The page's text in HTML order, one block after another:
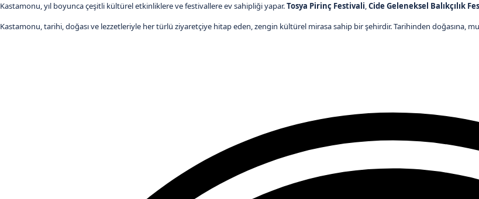
Kastamonu, yıl boyunca çeşitli kültürel etkinliklere ve festivallere ev sahipliği yapar.Tosya Pirinç Festivali,Cide Geleneksel Balıkçılık
Kastamonu, tarihi, doğası ve lezzetleriyle her türlü ziyaretçiye hitap eden, zengin kültürel mirasa sahip bir şehirdir. Tarihinden doğasına,